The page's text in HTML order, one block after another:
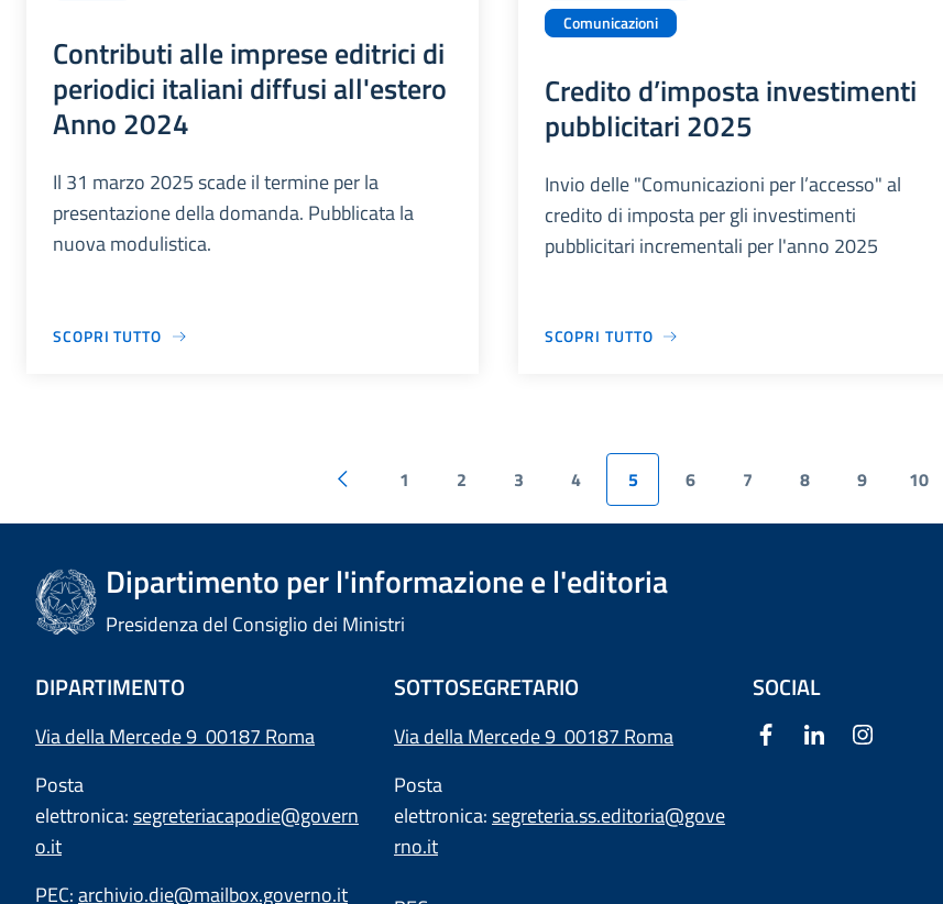
Contributi alle imprese editrici di
periodici italiani diffusi all'estero
Anno 2024
Il 31 marzo 2025 scade il termine per la
presentazione della domanda. Pubblicata la
nuova modulistica.
SCOPRI TUTTO
Comunicazioni
Credito d’imposta investimenti
pubblicitari 2025
Invio delle "Comunicazioni per l’accesso" al
credito di imposta per gli investimenti
pubblicitari incrementali per l'anno 2025
SCOPRI TUTTO
1 2 3 4 5 6 7 8 9 10
Dipartimento per l'informazione e l'editoria
Presidenza del Consiglio dei Ministri
DIPARTIMENTO
Via della Mercede 9 00187 Roma
Posta
elettronica:segreteriacapodie@govern
o.it
PEC:archivio.die@mailbox.governo.it
SOTTOSEGRETARIO
Via della Mercede 9 00187 Roma
Posta
elettronica:segreteria.ss.editoria@gove
rno.it
SOCIAL